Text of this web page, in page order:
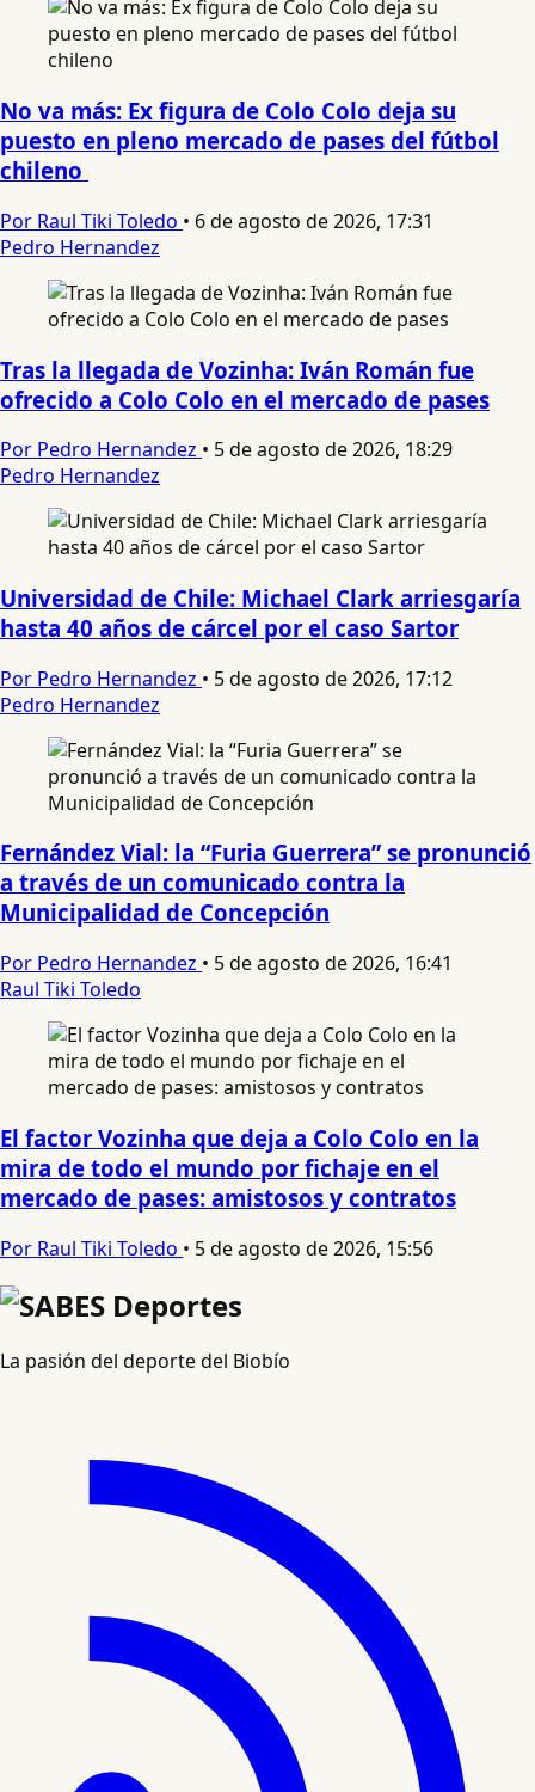
No va más: Ex figura de Colo Colo deja su
puesto en pleno mercado de pases del fútbol
chileno
Por Raul Tiki Toledo • 6 de agosto de 2026, 17:31
Pedro Hernandez
Tras la llegada de Vozinha: Iván Román fue
ofrecido a Colo Colo en el mercado de pases
Por Pedro Hernandez • 5 de agosto de 2026, 18:29
Pedro Hernandez
Universidad de Chile: Michael Clark arriesgaría
hasta 40 años de cárcel por el caso Sartor
Por Pedro Hernandez • 5 de agosto de 2026, 17:12
Pedro Hernandez
Fernández Vial: la “Furia Guerrera” se pronunció
a través de un comunicado contra la
Municipalidad de Concepción
Por Pedro Hernandez • 5 de agosto de 2026, 16:41
Raul Tiki Toledo
El factor Vozinha que deja a Colo Colo en la
mira de todo el mundo por fichaje en el
mercado de pases: amistosos y contratos
Por Raul Tiki Toledo • 5 de agosto de 2026, 15:56
La pasión del deporte del Biobío